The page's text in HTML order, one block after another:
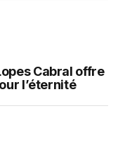
Cabral offre
l’éternité